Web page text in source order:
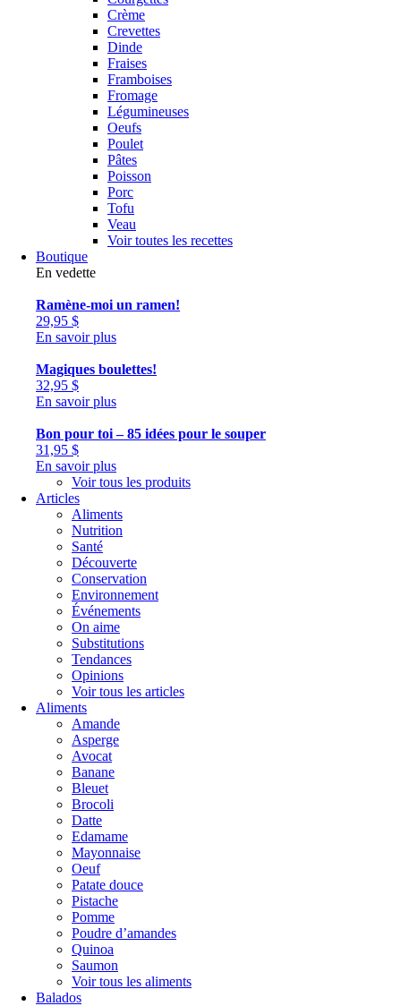
Crème
Crevettes
Dinde
Fraises
Framboises
Fromage
Légumineuses
Oeufs
Poulet
Pâtes
Poisson
Porc
Tofu
Veau
Voir toutes les recettes
Boutique
En vedette
Ramène-moi un ramen!
29,95 $
En savoir plus
Magiques boulettes!
32,95 $
En savoir plus
Bon pour toi – 85 idées pour le souper
31,95 $
En savoir plus
Voir tous les produits
Articles
Aliments
Nutrition
Santé
Découverte
Conservation
Environnement
Événements
On aime
Substitutions
Tendances
Opinions
Voir tous les articles
Aliments
Amande
Asperge
Avocat
Banane
Bleuet
Brocoli
Datte
Edamame
Mayonnaise
Oeuf
Patate douce
Pistache
Pomme
Poudre d’amandes
Quinoa
Saumon
Voir tous les aliments
Balados